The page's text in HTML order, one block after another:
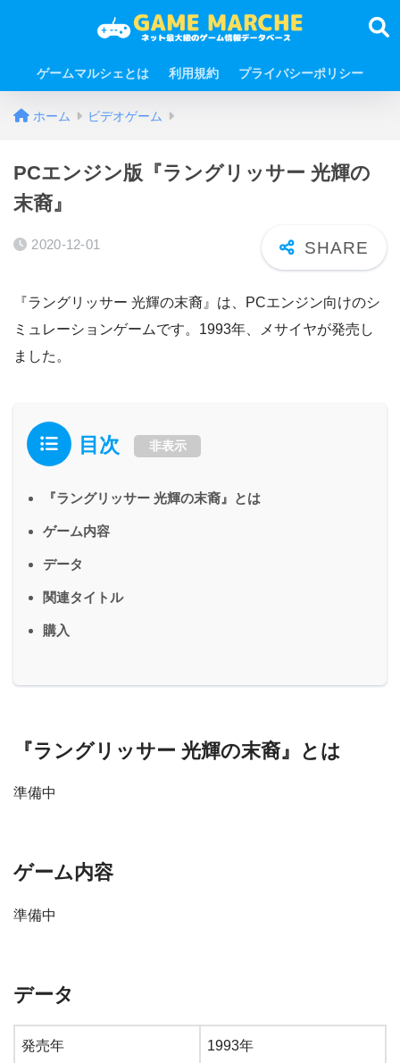
ゲームマルシェとは 利用規約 プライバシーポリシー
ホーム ビデオゲーム
PCエンジン版『ラングリッサー 光輝の
末裔』
2020-12-01
『ラングリッサー 光輝の末裔』は、PCエンジン向けのシ
ミュレーションゲームです。1993年、メサイヤが発売し
ました。
目次 非表示
『ラングリッサー 光輝の末裔』とは
ゲーム内容
データ
関連タイトル
購入
『ラングリッサー 光輝の末裔』とは
準備中
ゲーム内容
準備中
データ
発売年 1993年